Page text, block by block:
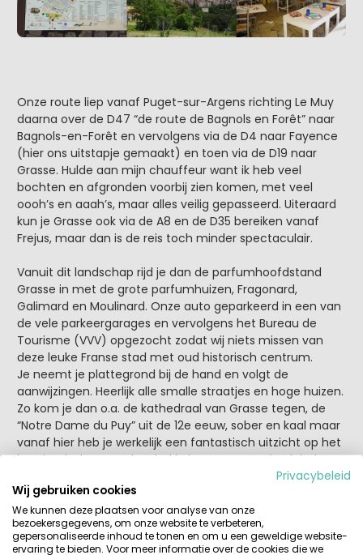
Onze route liep vanaf Puget-sur-Argens richting Le Muy
daarna over de D47 “de route de Bagnols en Forêt” naar
Bagnols-en-Forêt en vervolgens via de D4 naar Fayence
(hier ons uitstapje gemaakt) en toen via de D19 naar
Grasse. Hulde aan mijn chauffeur want ik heb veel
bochten en afgronden voorbij zien komen, met veel
oooh’s en aaah’s, maar alles veilig gepasseerd. Uiteraard
kun je Grasse ook via de A8 en de D35 bereiken vanaf
Frejus, maar dan is de reis toch minder spectaculair.
Vanuit dit landschap rijd je dan de parfumhoofdstand
Grasse in met de grote parfumhuizen, Fragonard,
Galimard en Moulinard. Onze auto geparkeerd in een van
de vele parkeergarages en vervolgens het Bureau de
Tourisme (VVV) opgezocht zodat wij niets missen van
deze leuke Franse stad met oud historisch centrum.
Je neemt je plattegrond bij de hand en volgt de
aanwijzingen. Heerlijk alle smalle straatjes en hoge huizen.
Zo kom je dan o.a. de kathedraal van Grasse tegen, de
“Notre Dame du Puy” uit de 12e eeuw, sober en kaal maar
vanaf hier heb je werkelijk een fantastisch uitzicht op het
berglandschap. Verder vind je in Grasse mooie pleintjes
met fonteinen en leuke winkelstraatjes. Gezellige
restaurantjes vind je vooral op het plein Place aux Aires. In
de stad bevinden zich een aantal musea, waarvan de
parfummusea uiteraard de bekendste zijn.
Privacybeleid
Wij gebruiken cookies
We kunnen deze plaatsen voor analyse van onze
bezoekersgegevens, om onze website te verbeteren,
gepersonaliseerde inhoud te tonen en om u een geweldige website-
ervaring te bieden. Voor meer informatie over de cookies die we